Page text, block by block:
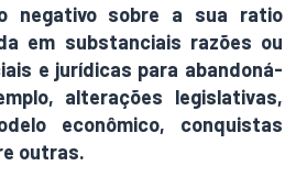
negativo sobre a sua ratio
em substanciais razões ou
e jurídicas para abandoná-
alterações legislativas,
econômico, conquistas
outras.